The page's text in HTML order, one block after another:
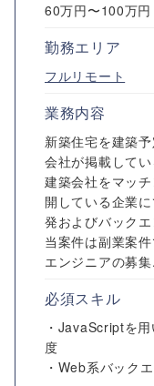
60万円〜100万円
勤務エリア
フルリモート
業務内容
新築住宅を建築
会社が掲載して
建築会社をマッ
開している企業
発およびバックエ
当案件は副業案
エンジニアの募
必須スキル
・JavaScriptを
度
・Web系バック